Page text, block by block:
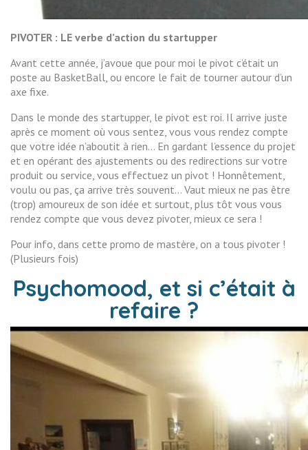
PIVOTER : LE verbe d’action du startupper
Avant cette année, j’avoue que pour moi le pivot c’était un
poste au BasketBall, ou encore le fait de tourner autour d’un
axe fixe.
Dans le monde des startupper, le pivot est roi. Il arrive juste
après ce moment où vous sentez, vous vous rendez compte
que votre idée n’aboutit à rien… En gardant l’essence du projet
et en opérant des ajustements ou des redirections sur votre
produit ou service, vous effectuez un pivot ! Honnêtement,
voulu ou pas, ça arrive très souvent… Vaut mieux ne pas être
(trop) amoureux de son idée et surtout, plus tôt vous vous
rendez compte que vous devez pivoter, mieux ce sera !
Pour info, dans cette promo de mastère, on a tous pivoter !
(Plusieurs fois)
Psychomood, et si c’était à
refaire ?